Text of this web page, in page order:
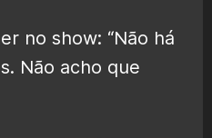
no show: “Não há
Não acho que